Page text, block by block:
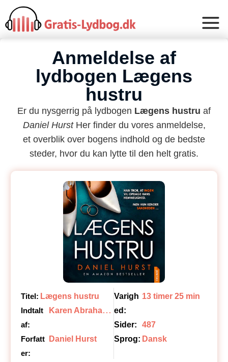
Anmeldelse af
lydbogen Lægens
hustru
Er du nysgerrig på lydbogen Lægens hustru af
Daniel HurstHer finder du vores anmeldelse,
et overblik over bogens indhold og de bedste
steder, hvor du kan lytte til den helt gratis.
Titel: Lægens hustru
Indtalt
af:
K
aren Abrahamsen
Forfatt
er:
Daniel Hurst
Varigh
ed:
13 timer 25 min
Sider:
487
Sprog: Dansk